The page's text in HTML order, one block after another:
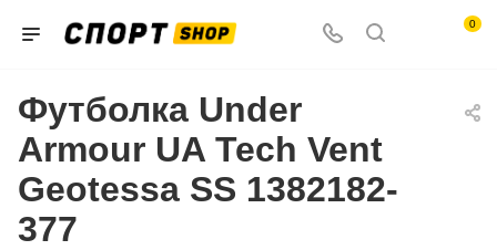
0
Футболка Under
Armour UA Tech Vent
Geotessa SS 1382182-
377